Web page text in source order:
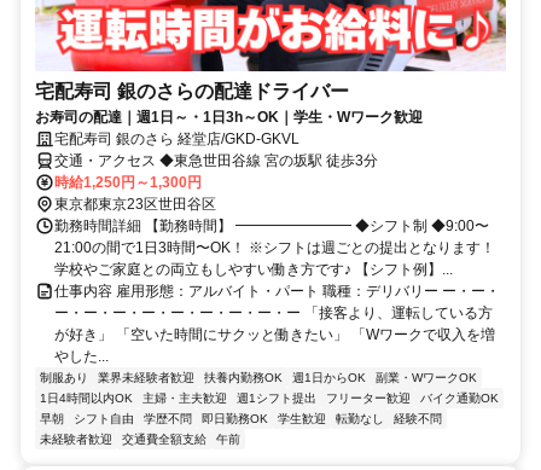
宅配寿司 銀のさらの配達ドライバー
お寿司の配達｜週1日～・1日3h～OK｜学生・Wワーク歓迎
宅配寿司 銀のさら 経堂店/GKD-GKVL
交通・アクセス ◆東急世田谷線 宮の坂駅 徒歩3分
時給1,250円～1,300円
東京都東京23区世田谷区
勤務時間詳細 【勤務時間】 ━━━━━━━━ ◆シフト制 ◆9:00〜
21:00の間で1日3時間〜OK！ ※シフトは週ごとの提出となります！
学校やご家庭との両立もしやすい働き方です♪ 【シフト例】...
仕事内容 雇用形態：アルバイト・パート 職種：デリバリー ー・ー・
ー・ー・ー・ー・ー・ー・ー・ー・ー 「接客より、運転している方
が好き」 「空いた時間にサクッと働きたい」 「Wワークで収入を増
やした...
制服あり 業界未経験者歓迎 扶養内勤務OK 週1日からOK
副業・WワークOK
1日4時間以内OK
主婦・主夫歓迎 週1シフト提出 フリーター歓迎
バイク通勤OK
早朝
シフト自由 学歴不問 即日勤務OK 学生歓迎 転勤なし
経験不問
未経験者歓迎
交通費全額支給 午前